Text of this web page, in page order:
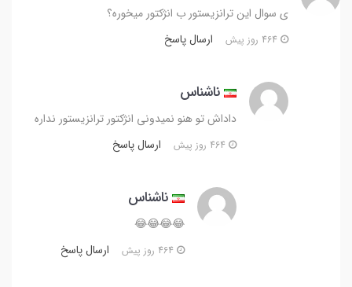
ی سوال این ترانزیستور ب انژکتور میخوره؟
ارسال پاسخ
ناشناس
داداش تو هنو نمیدونی انژکتور ترانزیستور نداره
ارسال پاسخ
ناشناس
😂😂😂😂
ارسال پاسخ